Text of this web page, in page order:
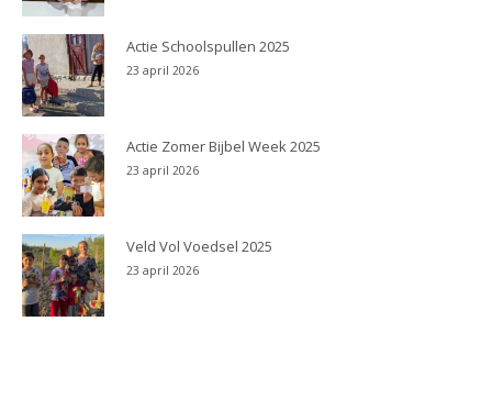
Actie Schoolspullen 2025
23 april 2026
Actie Zomer Bijbel Week 2025
23 april 2026
Veld Vol Voedsel 2025
23 april 2026